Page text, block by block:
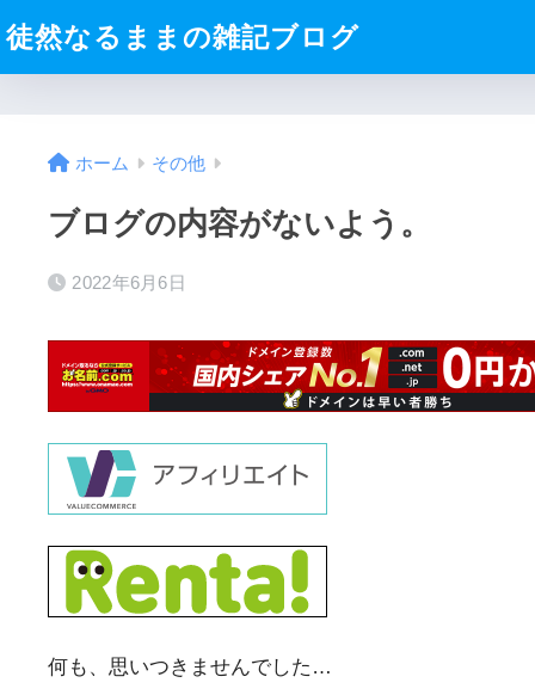
徒然なるままの雑記ブログ
ホーム その他
ブログの内容がないよう。
2022年6月6日
何も、思いつきませんでした…